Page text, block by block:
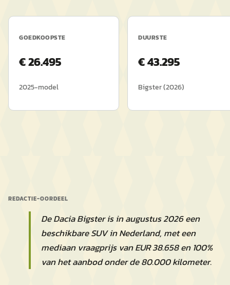
GOEDKOOPSTE
€26.495
2025-model
DUURSTE
€43.295
Bigster(2026)
REDACTIE-OORDEEL
De Dacia Bigster is in augustus 2026 een
beschikbare SUV in Nederland, met een
mediaan vraagprijs van EUR 38.658 en 100%
van het aanbod onder de 80.000 kilometer.